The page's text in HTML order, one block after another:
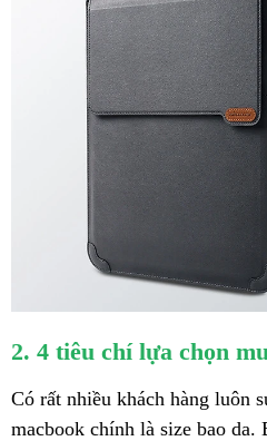
2. 4 tiêu chí lựa chọn
Có rất nhiều khách hàng luôn
macbook chính là size bao da.